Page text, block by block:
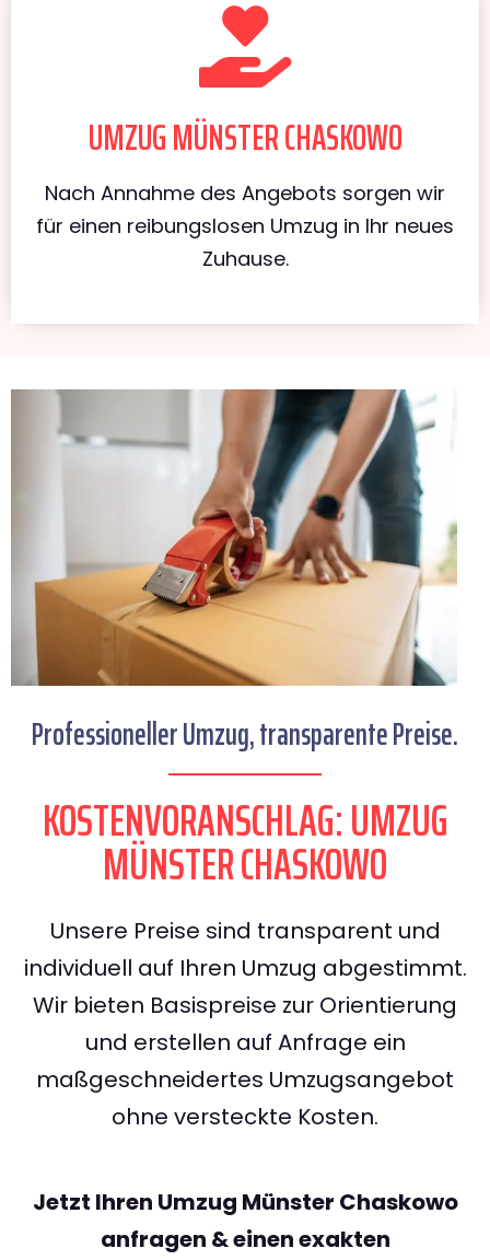
UMZUG MÜNSTER CHASKOWO
Nach Annahme des Angebots sorgen wir
für einen reibungslosen Umzug in Ihr neues
Zuhause.
Professioneller Umzug, transparente Preise.
KOSTENVORANSCHLAG: UMZUG
MÜNSTER CHASKOWO
Unsere Preise sind transparent und
individuell auf Ihren Umzug abgestimmt.
Wir bieten Basispreise zur Orientierung
und erstellen auf Anfrage ein
maßgeschneidertes Umzugsangebot
ohne versteckte Kosten.
Jetzt Ihren Umzug Münster Chaskowo
anfragen & einen exakten